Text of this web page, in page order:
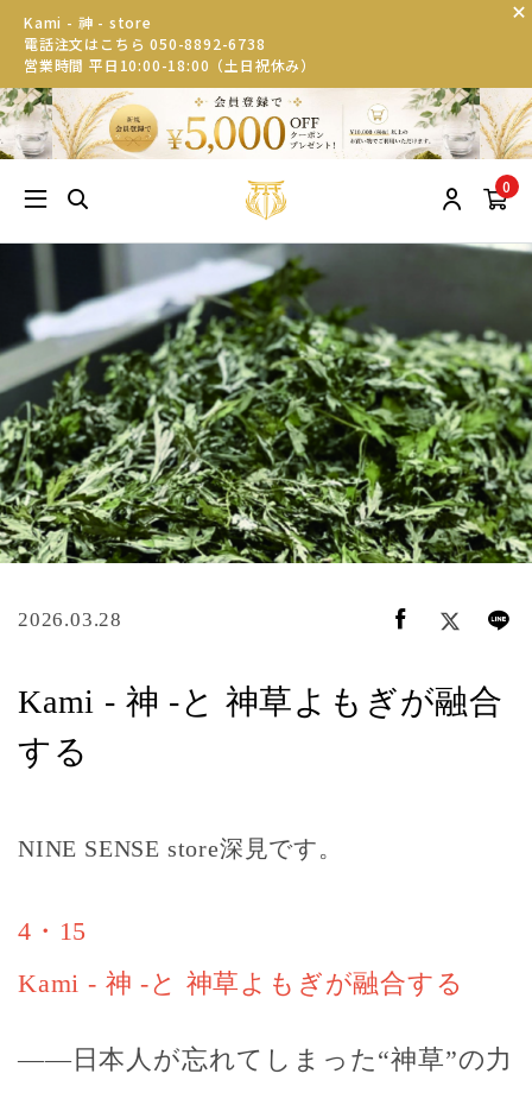
Kami - 神 - store
電話注文はこちら 050-8892-6738
営業時間 平日10:00-18:00（土日祝休み）
0
2026.03.28
Kami - 神 -と 神草よもぎが融合
する
NINE SENSE store深見です。
4・15
Kami - 神 -と 神草よもぎが融合する
――日本人が忘れてしまった“神草”の力